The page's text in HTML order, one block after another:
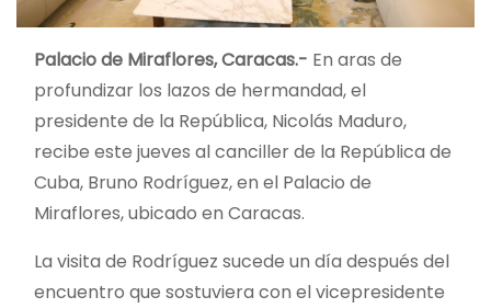
Palacio de Miraflores, Caracas.- En aras de
profundizar los lazos de hermandad, el
presidente de la República, Nicolás Maduro,
recibe este jueves al canciller de la República de
Cuba, Bruno Rodríguez, en el Palacio de
Miraflores, ubicado en Caracas.
La visita de Rodríguez sucede un día después del
encuentro que sostuviera con el vicepresidente